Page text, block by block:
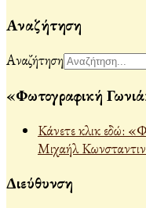
Αναζήτηση
Αναζήτηση
«Φωτογραφική
Κάνετε κλικ εδώ:
Μιχαήλ
Διεύθυνση